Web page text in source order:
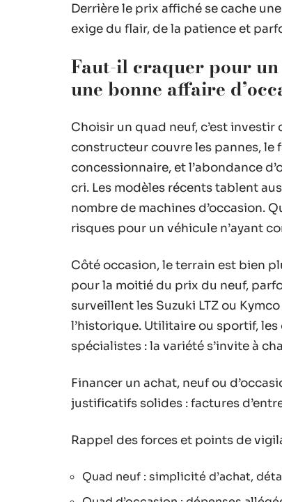
Derrière le prix affiché se cache
exige du flair, de la patience et
Faut-il craquer pour
une bonne affaire
Choisir un quad neuf, c’est
constructeur couvre les pannes, le
concessionnaire, et l’abondance
cri. Les modèles récents tablent
nombre de machines d’occasion.
risques pour un véhicule n’ayant
Côté occasion, le terrain est bien
pour la moitié du prix du neuf,
surveillent les Suzuki LTZ ou
l’historique. Utilitaire ou sportif,
spécialistes : la variété s’invite à
Financer un achat, neuf ou
justificatifs solides : factures
Rappel des forces et points de
Quad neuf : simplicité d’achat,